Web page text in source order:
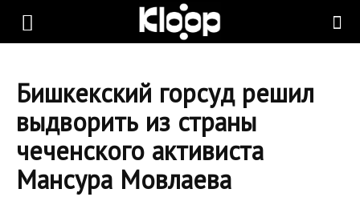
KLOOP.KG
Новости
Бишкекский горсуд решил
выдворить из страны
чеченского активиста
Мансура Мовлаева